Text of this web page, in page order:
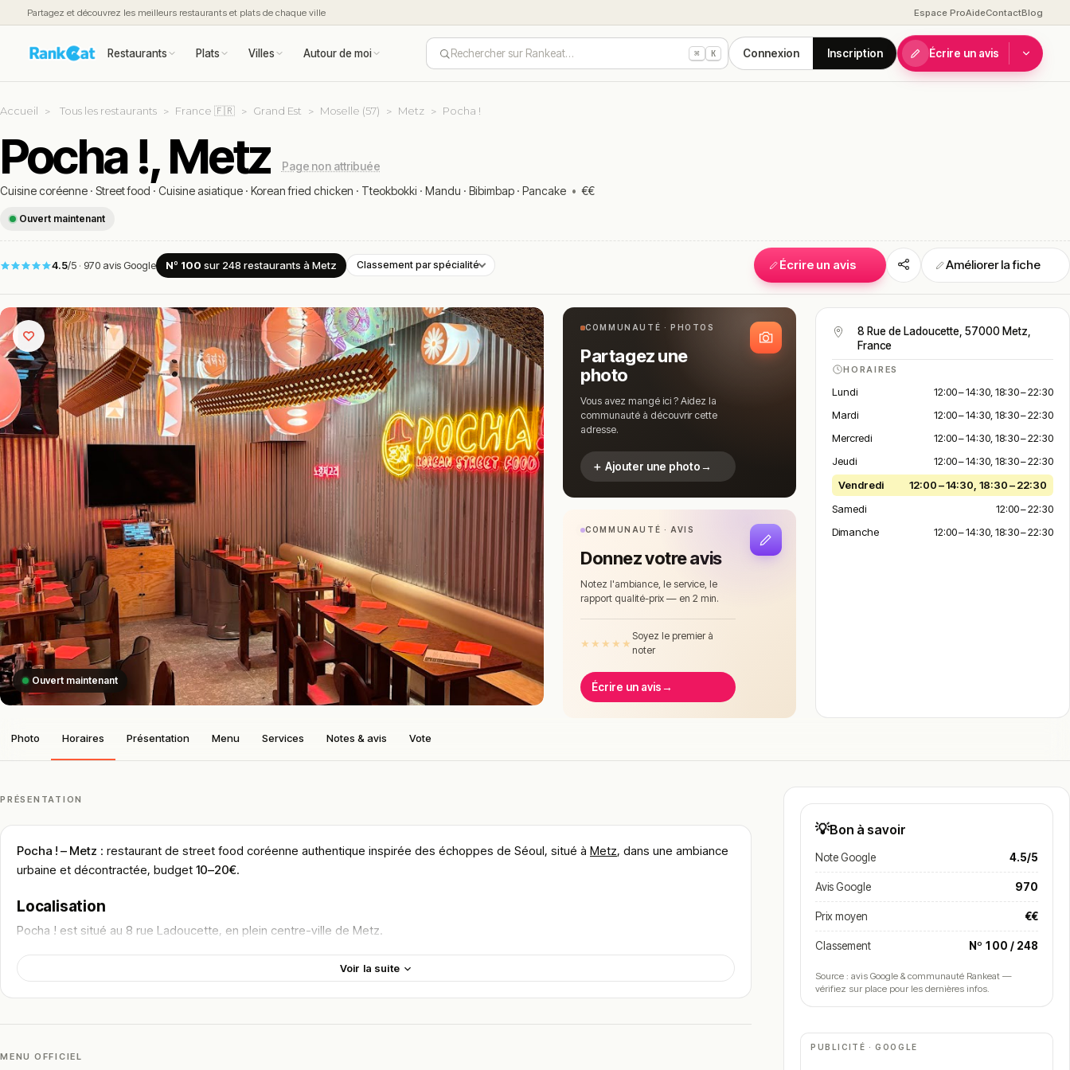
Partagez et découvrez les meilleurs restaurants et plats de chaque ville Espace ProAideContactBlog
Restaurants Plats Villes Autour de moi Rechercher sur Rankeat… ⌘ K Connexion Inscription Écrire un avis
Accueil Tous les restaurants France 🇫🇷 Grand Est Moselle (57) Metz Pocha !
Pocha !, Metz
Page non attribuée
Cuisine coréenne · Street food · Cuisine asiatique · Korean fried chicken · Tteokbokki · Mandu · Bibimbap · Pancake • €€
Ouvert maintenant
4.5/5 · 970 avis Google Nº 100 sur 248 restaurants à Metz Classement par spécialité Écrire un avis Améliorer la fiche
Ouvert maintenant
COMMUNAUTÉ · PHOTOS
Partagez une
photo
Vous avez mangé ici ? Aidez la
communauté à découvrir cette
adresse.
＋ Ajouter une photo→
COMMUNAUTÉ · AVIS
Donnez votre avis
Notez l'ambiance, le service, le
rapport qualité-prix — en 2 min.
★ ★ ★ ★ ★
Soyez le premier à
noter
Écrire un avis→
8 Rue de Ladoucette, 57000 Metz,
France
HORAIRES
Lundi
12:00 – 14:30, 18:30 – 22:30
Mardi
12:00 – 14:30, 18:30 – 22:30
Mercredi
12:00 – 14:30, 18:30 – 22:30
Jeudi
12:00 – 14:30, 18:30 – 22:30
Vendredi
12:00 – 14:30, 18:30 – 22:30
Samedi
12:00 – 22:30
Dimanche
12:00 – 14:30, 18:30 – 22:30
Photo Horaires Présentation Menu Services Notes & avis Vote
PRÉSENTATION
Pocha ! – Metz : restaurant de street food coréenne authentique inspirée des échoppes de Séoul, situé à Metz, dans une ambiance
urbaine et décontractée, budget 10–20€.
Localisation
Pocha ! est situé au 8 rue Ladoucette, en plein centre-ville de Metz.
L’établissement bénéficie d’un emplacement central, à proximité immédiate des zones commerçantes et touristiques.
Facilement accessible à pied, il constitue une adresse idéale pour une pause rapide ou un repas convivial en centre-ville.
La décoration mise sur un univers urbain avec néons, ambiance moderne et touches asiatiques immersives.
Voir la suite
MENU OFFICIEL
💡Bon à savoir
Note Google 4.5/5
Avis Google 970
Prix moyen €€
Classement Nº 100 / 248
Source : avis Google & communauté Rankeat —
vérifiez sur place pour les dernières infos.
PUBLICITÉ · GOOGLE